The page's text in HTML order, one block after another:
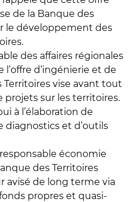
de la Banque des
le développement des
des affaires régionales
l’offre d’ingénierie et de
Territoires vise avant tout
projets sur les territoires.
à l’élaboration de
diagnostics et d’outils
économie
des Territoires
avisé de long terme via
propres et quasi-